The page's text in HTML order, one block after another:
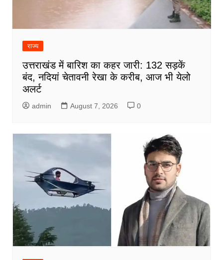
राज्य
उत्तराखंड में बारिश का कहर जारी: 132 सड़कें
बंद, नदियां चेतावनी रेखा के करीब, आज भी येलो
अलर्ट
admin August 7, 2026 0